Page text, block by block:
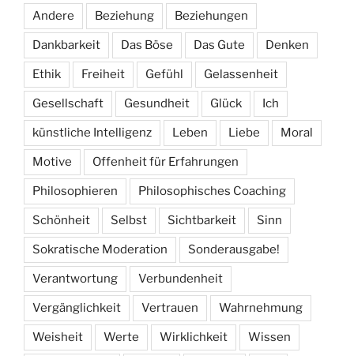
Andere Beziehung Beziehungen
Dankbarkeit Das Böse Das Gute Denken
Ethik Freiheit Gefühl Gelassenheit
Gesellschaft Gesundheit Glück Ich
künstliche Intelligenz Leben Liebe Moral
Motive Offenheit für Erfahrungen
Philosophieren Philosophisches Coaching
Schönheit Selbst Sichtbarkeit Sinn
Sokratische Moderation Sonderausgabe!
Verantwortung Verbundenheit
Vergänglichkeit Vertrauen Wahrnehmung
Weisheit Werte Wirklichkeit Wissen